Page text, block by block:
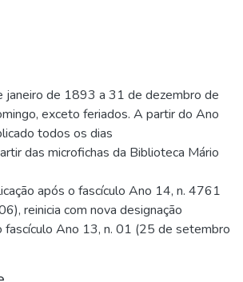
janeiro de 1893 a 31 de dezembro de
exceto feriados. A partir do Ano
todos os dias
das microfichas da Biblioteca Mário
após o fascículo Ano 14, n. 4761
reinicia com nova designação
fascículo Ano 13, n. 01 (25 de setembro